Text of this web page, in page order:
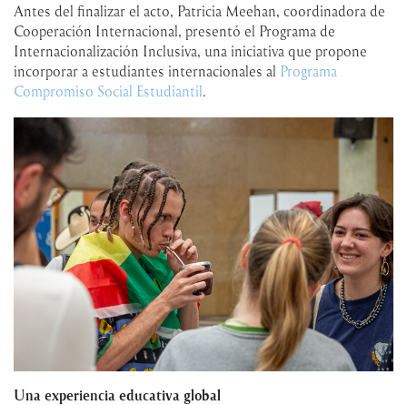
Antes del finalizar el acto, Patricia Meehan, coordinadora de
Cooperación Internacional, presentó el Programa de
Internacionalización Inclusiva, una iniciativa que propone
incorporar a estudiantes internacionales al Programa
Compromiso Social Estudiantil.
Una experiencia educativa global